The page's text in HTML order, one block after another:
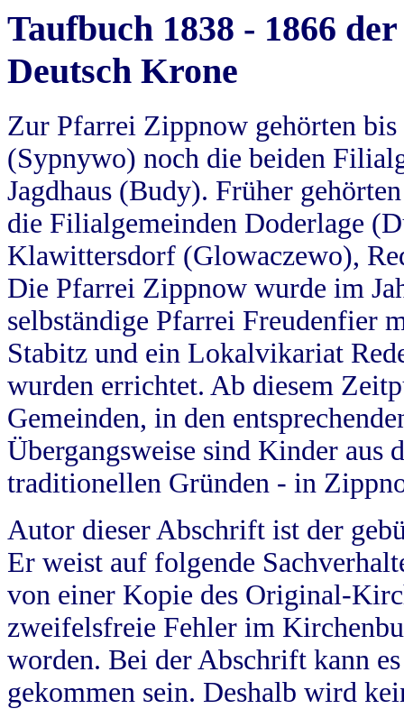
Taufbuch 1838 - 1866
Deutsch Krone
Zur Pfarrei Zippnow gehörten
(Sypnywo) noch die beiden
Jagdhaus (Budy). Früher
die Filialgemeinden Doderlage
Klawittersdorf (Glowaczewo),
Die Pfarrei Zippnow wurde im
selbständige Pfarrei Freudenfier
Stabitz und ein Lokalvikariat
wurden errichtet. Ab diesem
Gemeinden, in den
Übergangsweise sind Kinder aus
traditionellen Gründen - in
Autor dieser Abschrift ist der
Er weist auf folgende
von einer Kopie des Original-
zweifelsfreie Fehler im
worden. Bei der Abschrift kann
gekommen sein. Deshalb wird